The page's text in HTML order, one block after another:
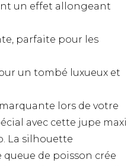
un effet allongeant
parfaite pour les
un tombé luxueux et
lors de votre
avec cette jupe maxi
La silhouette
de poisson crée